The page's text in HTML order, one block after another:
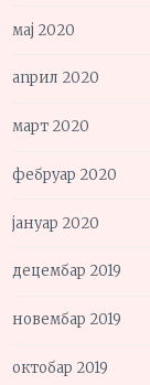
мај 2020
април 2020
март 2020
фебруар 2020
јануар 2020
децембар 2019
новембар 2019
октобар 2019